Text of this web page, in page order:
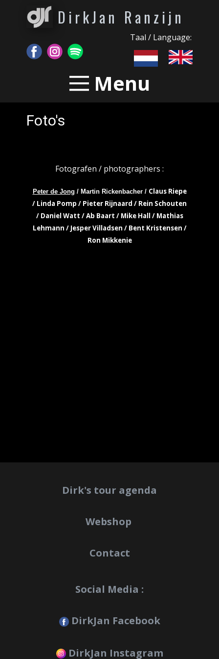
DirkJan Ranzijn
Taal / Language:
Menu
Foto's
Fotografen / photographers :
Peter de Jong / Martin Rickenbacher / Claus Riepe
/ Linda Pomp / Pieter Rijnaard / Rein Schouten
/ Daniel Watt / Ab Baart / Mike Hall / Mathias
Lehmann / Jesper Villadsen / Bent Kristensen /
Ron Mikkenie
Dirk's tour agenda
Webshop
Contact
Social Media :
DirkJan Facebook
DirkJan Instagram